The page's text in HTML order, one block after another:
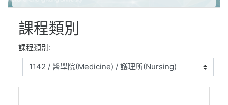
課程類別
課程類別: